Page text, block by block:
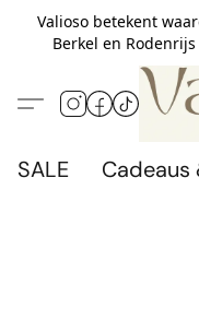
Valioso betekent
Berkel en
SALE Cadeaus